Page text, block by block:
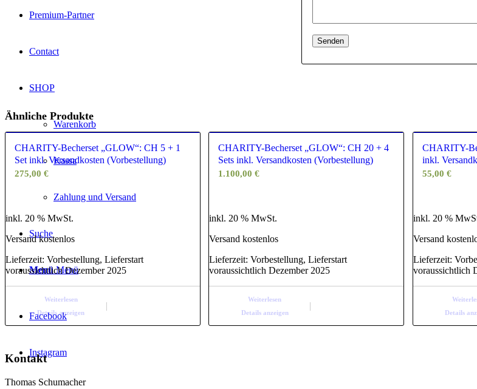
Premium-Partner
Contact
SHOP
Warenkorb
Kassa
Zahlung und Versand
Suche
Menü Menü
Facebook
Instagram
Ähnliche Produkte
CHARITY-Becherset „GLOW“: CH 5 + 1
Set inkl. Versandkosten (Vorbestellung)
275,00 €
inkl. 20 % MwSt.
Versand kostenlos
Lieferzeit: Vorbestellung, Lieferstart
voraussichtlich Dezember 2025
Weiterlesen
Details anzeigen
CHARITY-Becherset „GLOW“: CH 20 + 4
Sets inkl. Versandkosten (Vorbestellung)
1.100,00€
inkl. 20 % MwSt.
Versand kostenlos
Lieferzeit:Vorbestellung, Lieferstart
voraussichtlich Dezember 2025
Weiterlesen
Details anzeigen
CHARITY-
inkl.
55,00 €
inkl. 20 %
Versand
Lieferzeit:
voraussichtlich
Details
Kontakt
Thomas Schumacher